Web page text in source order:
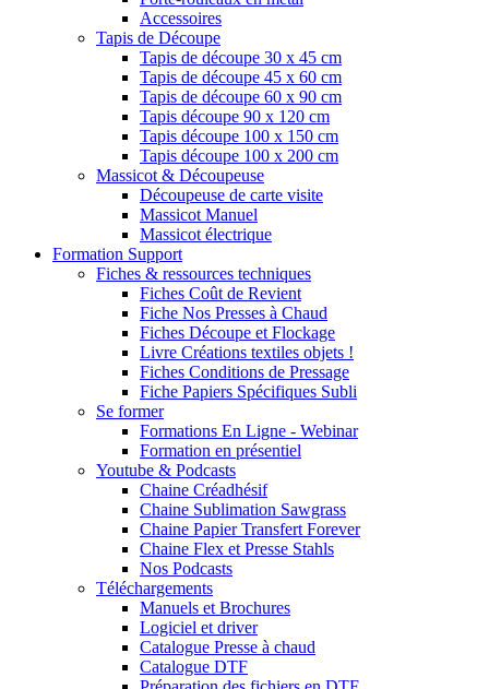
Accessoires
Tapis de Découpe
Tapis de découpe 30 x 45 cm
Tapis de découpe 45 x 60 cm
Tapis de découpe 60 x 90 cm
Tapis découpe 90 x 120 cm
Tapis découpe 100 x 150 cm
Tapis découpe 100 x 200 cm
Massicot & Découpeuse
Découpeuse de carte visite
Massicot Manuel
Massicot électrique
Formation Support
Fiches & ressources techniques
Fiches Coût de Revient
Fiche Nos Presses à Chaud
Fiches Découpe et Flockage
Livre Créations textiles objets !
Fiches Conditions de Pressage
Fiche Papiers Spécifiques Subli
Se former
Formations En Ligne - Webinar
Formation en présentiel
Youtube & Podcasts
Chaine Créadhésif
Chaine Sublimation Sawgrass
Chaine Papier Transfert Forever
Chaine Flex et Presse Stahls
Nos Podcasts
Téléchargements
Manuels et Brochures
Logiciel et driver
Catalogue Presse à chaud
Catalogue DTF